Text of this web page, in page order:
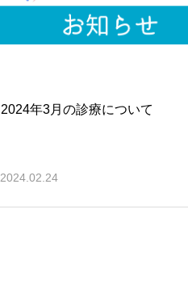
2024年3月の診療について
2024.02.24